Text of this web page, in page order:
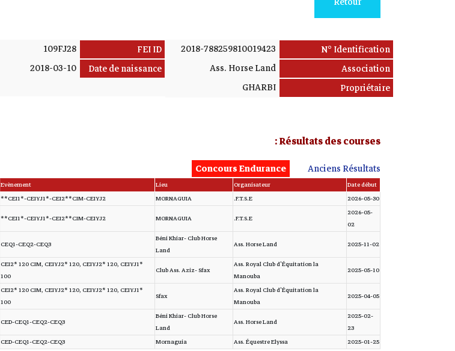
N° Identification
2018-788259810019423
Association
Ass. Horse Land
Propriétaire
GHARBI
FEI ID
109FJ28
Date de naissance
2018-03-10
Résultats des courses :
Concours Endurance Anciens Résultats
Date début
Organisateur
Lieu
Evènement
2026-05-30
F.T.S.E.
MORNAGUIA
CEI1*-CEIYJ1*-CEI2**CIM-CEIYJ2**
2026-05-
02
F.T.S.E.
MORNAGUIA
CEI1*-CEIYJ1*-CEI2**CIM-CEIYJ2**
2025-11-02
Ass. Horse Land
Béni Khiar- Club Horse
Land
CEQ1-CEQ2-CEQ3
2025-05-10
Ass. Royal Club d'Équitation la
Manouba
Club Ass. Aziz- Sfax
CEI2* 120 CIM, CEIYJ2* 120, CEIYJ2* 120, CEIYJ1*
100
2025-04-05
Ass. Royal Club d'Équitation la
Manouba
Sfax
CEI2* 120 CIM, CEIYJ2* 120, CEIYJ2* 120, CEIYJ1*
100
2025-02-
23
Ass. Horse Land
Béni Khiar- Club Horse
Land
CED-CEQ1-CEQ2-CEQ3
2025-01-25
Ass. Équestre Elyssa
Mornaguia
CED-CEQ1-CEQ2-CEQ3